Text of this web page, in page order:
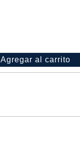
Agregar al carrito